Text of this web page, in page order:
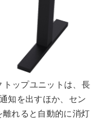
ップユニットは、長
知を出すほか、セン
れると自動的に消灯